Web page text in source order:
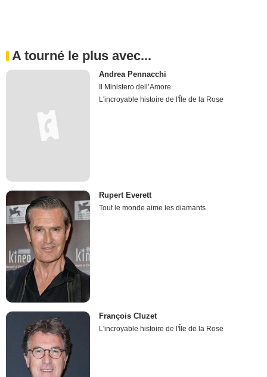
A tourné le plus avec...
Andrea Pennacchi
Il Ministero dell’Amore
L'incroyable histoire de l'Île de la Rose
Rupert Everett
Tout le monde aime les diamants
François Cluzet
L'incroyable histoire de l'Île de la Rose